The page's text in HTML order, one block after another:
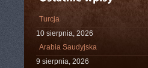
Turcja
10 sierpnia, 2026
Arabia Saudyjska
9 sierpnia, 2026